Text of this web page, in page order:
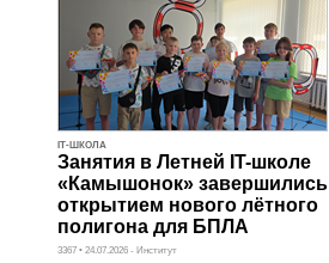
IT-ШКОЛА
Занятия в Летней IT-школе
«Камышонок» завершились
открытием нового лётного
полигона для БПЛА
3367 • 24.07.2026 - Институт